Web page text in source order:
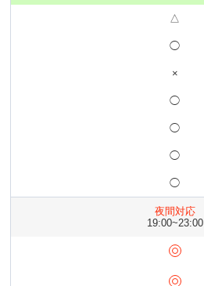
△
◯
×
◯
◯
◯
◯
夜間対応
19:00~23:00